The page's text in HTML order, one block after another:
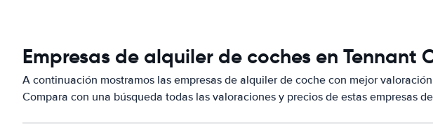
Empresas de alquiler de coches en Tennant
A continuación mostramos las empresas de alquiler de coche con mejor
Compara con una búsqueda todas las valoraciones y precios de estas empresas